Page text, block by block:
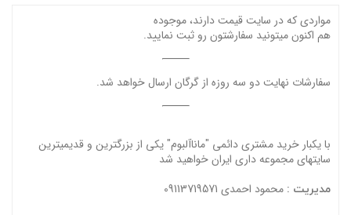
مواردی که در سایت قیمت دارند، موجوده
هم اکنون میتونید سفارشتون رو ثبت نمایید.
سفارشات نهایت دو سه روزه از گرگان ارسال خواهد شد.
با یکبار خرید مشتری دائمی "ماناآلبوم" یکی از بزرگترین و قدیمیترین
سایتهای مجموعه داری ایران خواهید شد
مدیریت : محمود احمدی 09113719571